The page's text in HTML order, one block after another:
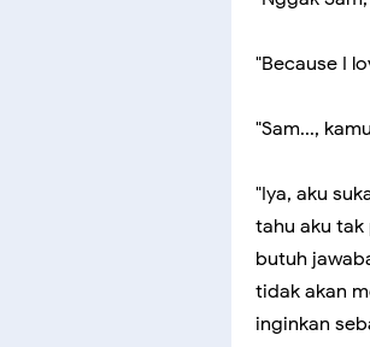
"Because I
"Sam...,
"Iya, aku
tahu aku tak
butuh
tidak akan
inginkan